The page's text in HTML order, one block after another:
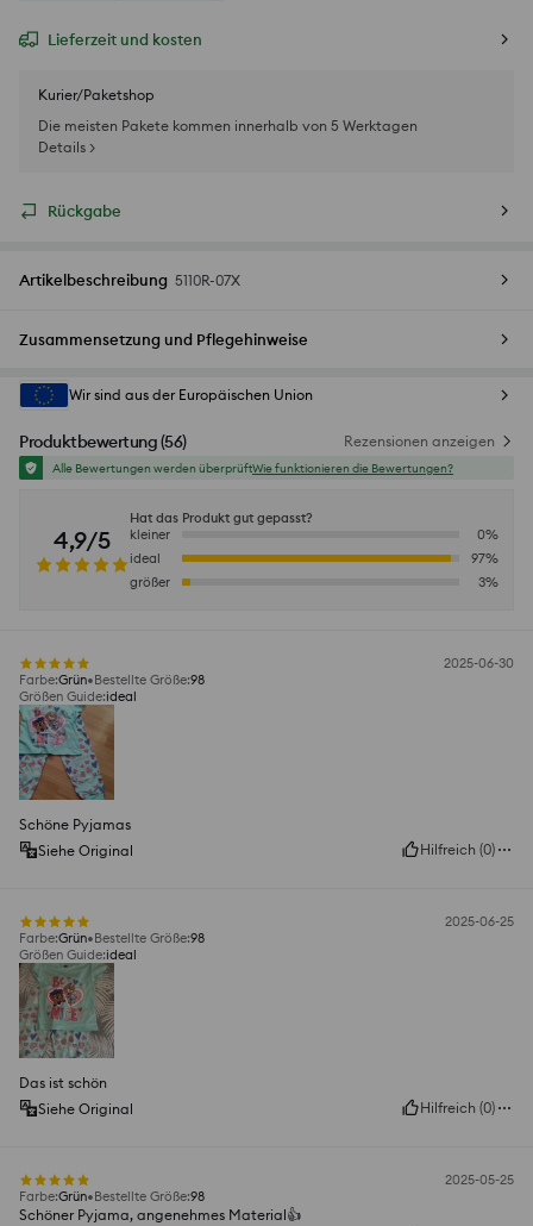
Lieferzeit und kosten
Kurier/Paketshop
Die meisten Pakete kommen innerhalb von 5 Werktagen
Details >
Rückgabe
Artikelbeschreibung 5110R-07X
Zusammensetzung und Pflegehinweise
Wir sind aus der Europäischen Union
Produktbewertung(56) Rezensionen anzeigen
Alle Bewertungen werden überprüftWie funktionieren die Bewertungen?
4,9/5
Hat das Produkt gut gepasst?
kleiner
0%
ideal
97%
größer
3%
2025-06-30
Farbe:Grün Bestellte Größe:98
Größen Guide:ideal
Schöne Pyjamas
Siehe Original
Hilfreich (0)
2025-06-25
Farbe:Grün Bestellte Größe:98
Größen Guide:ideal
Das ist schön
Siehe Original
Hilfreich (0)
2025-05-25
Farbe:Grün Bestellte Größe:98
Schöner Pyjama, angenehmes Material👍️